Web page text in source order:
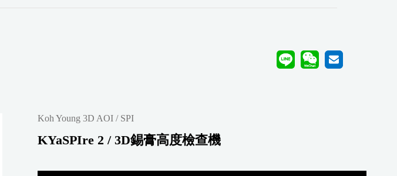
Koh Young 3D AOI / SPI
KYaSPIre 2 / 3D錫膏高度檢查機